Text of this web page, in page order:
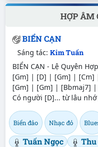
HỢP ÂM
BIỂN CẠN
Sáng tác: Kim Tuấn
BIỂN CẠN - Lệ Quyên
[Gm] | [D] | [Gm] |
[Gm] | [Gm] | [Bbmaj7]
Có người [D]... từ lâu
Biển đảo Nhạc đỏ
Tuấn Ngọc
Thu